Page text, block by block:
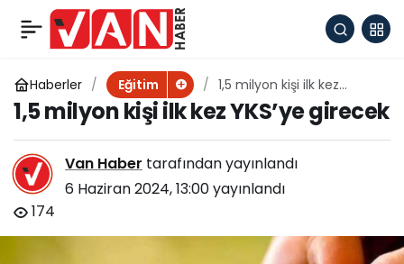
Haberler Eğitim
1,5 milyon kişi ilk kez
YKS’ye girecek
1,5 milyon kişi ilk kez YKS’ye girecek
Van Haber tarafından yayınlandı
6 Haziran 2024, 13:00yayınlandı
174
AÖF sınav sonuçları
açıklandı
Paylaş